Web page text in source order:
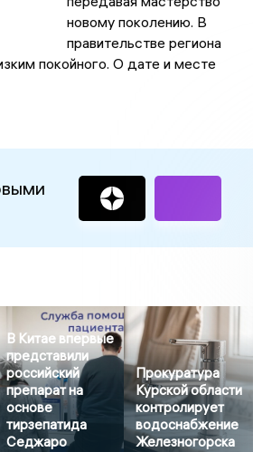
новому поколению. В
правительстве региона
покойного. О дате и месте
В Китае впервые
представили
российский
препарат на
основе
тирзепатида
Седжаро
Прокуратура
Курской области
контролирует
водоснабжение
Железногорска